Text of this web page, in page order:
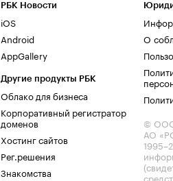
РБК Новости
iOS
Android
AppGallery
Другие продукты РБК
Облако для бизнеса
Корпоративный регистратор
доменов
Хостинг сайтов
Рег.решения
Знакомства
О
©
АО